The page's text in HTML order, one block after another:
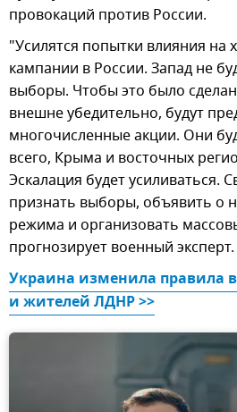
провокаций против России.
"Усилятся попытки влияния на
кампании в России. Запад не
выборы. Чтобы это было
внешне убедительно, будут
многочисленные акции. Они
всего, Крыма и восточных
Эскалация будет усиливаться.
признать выборы, объявить о
режима и организовать
прогнозирует военный эксперт.
Украина изменила правила
и жителей ЛДНР >>